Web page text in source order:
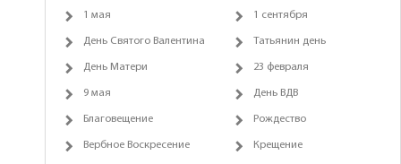
1 мая 1 сентября
День Святого Валентина Татьянин день
День Матери 23 февраля
9 мая День ВДВ
Благовещение Рождество
Вербное Воскресение Крещение